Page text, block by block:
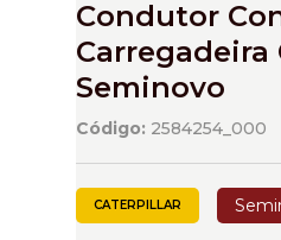
Condutor
Carregadeira
Seminovo
Código: 2584254_000
CATERPILLAR